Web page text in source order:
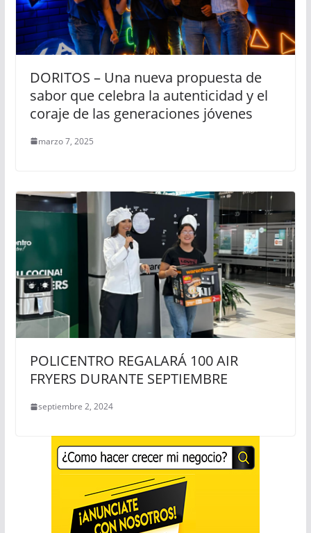
DORITOS – Una nueva propuesta de
sabor que celebra la autenticidad y el
coraje de las generaciones jóvenes
marzo 7, 2025
POLICENTRO REGALARÁ 100 AIR
FRYERS DURANTE SEPTIEMBRE
septiembre 2, 2024